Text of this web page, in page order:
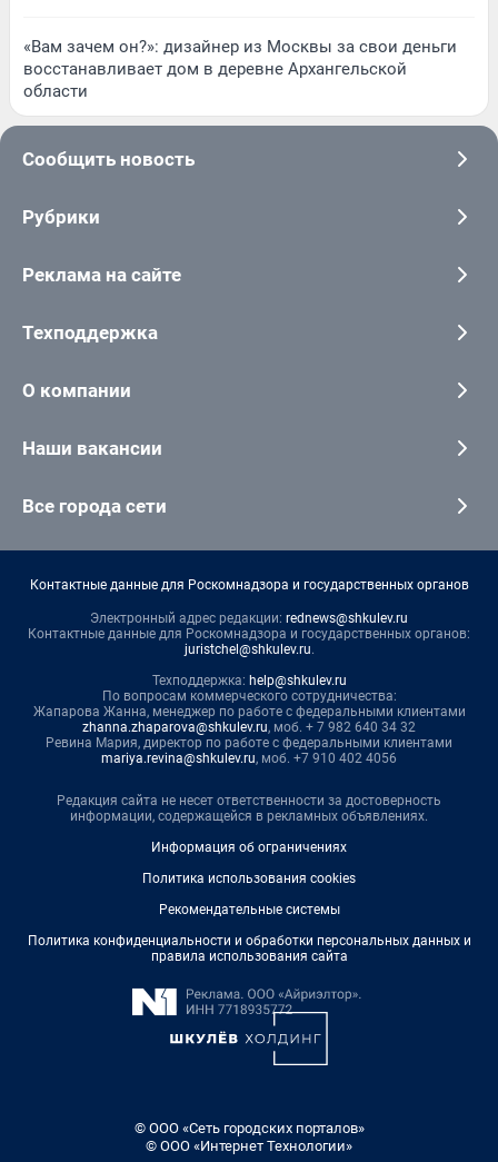
«Вам зачем он?»: дизайнер из Москвы за свои деньги
восстанавливает дом в деревне Архангельской
области
Сообщить новость
Рубрики
Реклама на сайте
Техподдержка
О компании
Наши вакансии
Все города сети
Контактные данные для Роскомнадзора и государственных органов
Электронный адрес редакции: rednews@shkulev.ru
Контактные данные для Роскомнадзора и государственных органов:
juristchel@shkulev.ru.
Техподдержка: help@shkulev.ru
По вопросам коммерческого сотрудничества:
Жапарова Жанна, менеджер по работе с федеральными клиентами
zhanna.zhaparova@shkulev.ru, моб. + 7 982 640 34 32
Ревина Мария, директор по работе с федеральными клиентами
mariya.revina@shkulev.ru, моб. +7 910 402 4056
Редакция сайта не несет ответственности за достоверность
информации, содержащейся в рекламных объявлениях.
Информация об ограничениях
Политика использования cookies
Рекомендательные системы
Политика конфиденциальности и обработки персональных данных и
правила использования сайта
© ООО «Сеть городских порталов»
© ООО «Интернет Технологии»